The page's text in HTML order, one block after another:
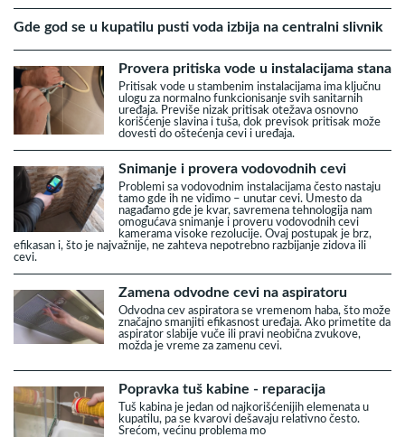
Gde god se u kupatilu pusti voda izbija na centralni slivnik
Provera pritiska vode u instalacijama stana
Pritisak vode u stambenim instalacijama ima ključnu
ulogu za normalno funkcionisanje svih sanitarnih
uređaja. Previše nizak pritisak otežava osnovno
korišćenje slavina i tuša, dok previsok pritisak može
dovesti do oštećenja cevi i uređaja.
Snimanje i provera vodovodnih cevi
Problemi sa vodovodnim instalacijama često nastaju
tamo gde ih ne vidimo – unutar cevi. Umesto da
nagađamo gde je kvar, savremena tehnologija nam
omogućava snimanje i proveru vodovodnih cevi
kamerama visoke rezolucije. Ovaj postupak je brz,
efikasan i, što je najvažnije, ne zahteva nepotrebno razbijanje zidova ili
cevi.
Zamena odvodne cevi na aspiratoru
Odvodna cev aspiratora se vremenom haba, što može
značajno smanjiti efikasnost uređaja. Ako primetite da
aspirator slabije vuče ili pravi neobična zvukove,
možda je vreme za zamenu cevi.
Popravka tuš kabine - reparacija
Tuš kabina je jedan od najkorišćenijih elemenata u
kupatilu, pa se kvarovi dešavaju relativno često.
Srećom, većinu problema mo